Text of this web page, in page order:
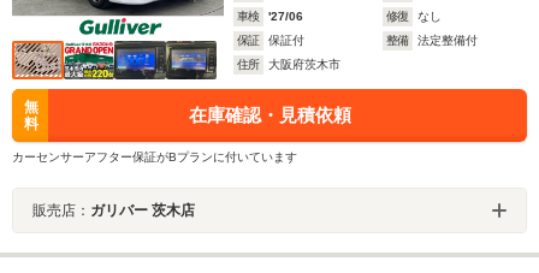
車検
'27/06 修復
なし
保証
保証付 整備
法定整備付
住所
大阪府茨木市
無
料
在庫確認・見積依頼
カーセンサーアフター保証がBプランに付いています
販売店： ガリバー 茨木店